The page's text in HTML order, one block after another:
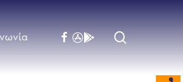
facebook
flickrbehance